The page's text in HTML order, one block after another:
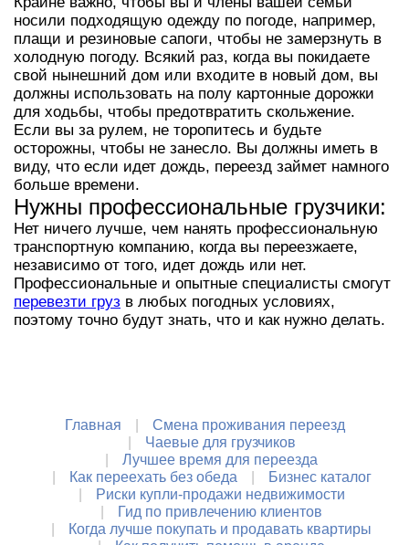
носили подходящую одежду по погоде, например,
плащи и резиновые сапоги, чтобы не замерзнуть в
холодную погоду. Всякий раз, когда вы покидаете
свой нынешний дом или входите в новый дом, вы
должны использовать на полу картонные дорожки
для ходьбы, чтобы предотвратить скольжение.
Если вы за рулем, не торопитесь и будьте
осторожны, чтобы не занесло. Вы должны иметь в
виду, что если идет дождь, переезд займет намного
больше времени.
Нужны профессиональные грузчики:
Нет ничего лучше, чем нанять профессиональную
транспортную компанию, когда вы переезжаете,
независимо от того, идет дождь или нет.
Профессиональные и опытные специалисты смогут
перевезти груз в любых погодных условиях,
поэтому точно будут знать, что и как нужно делать.
Главная
Смена проживания переезд
Чаевые для грузчиков
Лучшее время для переезда
Как переехать без обеда
Бизнес каталог
Риски купли-продажи недвижимости
Гид по привлечению клиентов
Когда лучше покупать и продавать квартиры